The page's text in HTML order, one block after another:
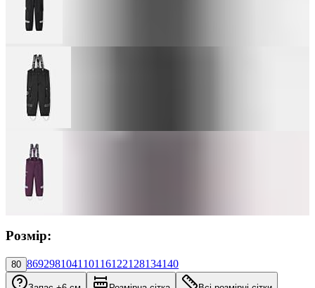
Розмір:
80 869298104110116122128134140